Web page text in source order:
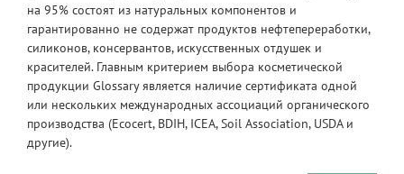
на 95% состоят из натуральных компонентов и
гарантированно не содержат продуктов нефтепереработки,
силиконов, консервантов, искусственных отдушек и
красителей. Главным критерием выбора косметической
продукции Glossary является наличие сертификата одной
или нескольких международных ассоциаций органического
производства (Ecocert, BDIH, ICEA, Soil Association, USDA и
другие).